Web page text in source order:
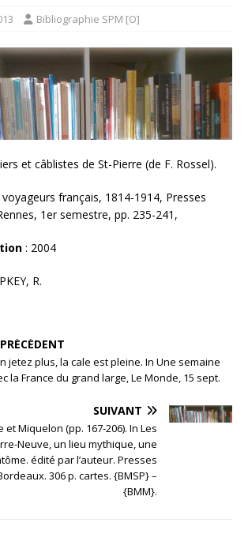
Bibliographie SPM [O]
et câblistes de St-Pierre (de F. Rossel).
français, 1814-1914, Presses
1er semestre, pp. 235-241,
: 2004
R.
PRÉCÉDENT
jetez plus, la cale est pleine. In Une semaine
la France du grand large, Le Monde, 15 sept.
SUIVANT
et Miquelon (pp. 167-206). In Les
Neuve, un lieu mythique, une
édité par l’auteur. Presses
306 p. cartes. {BMSP} –
{BMM}.